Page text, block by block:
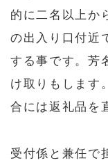
的に二名以上か
の出入り口付近
する事です。芳
け取りもします
合には返礼品を
受付係と兼任で